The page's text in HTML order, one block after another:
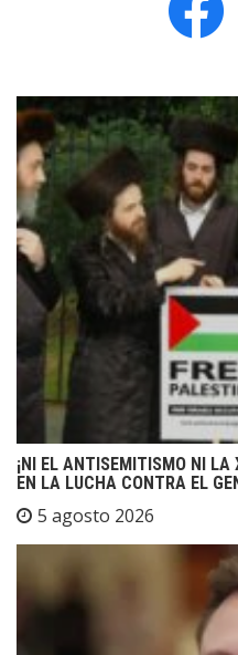
¡NI EL ANTISEMITISMO NI LA
EN LA LUCHA CONTRA EL
5 agosto 2026